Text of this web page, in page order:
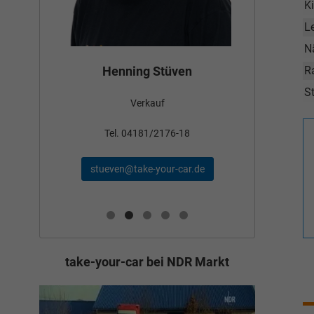
Henning Stüven
Verkauf
Tel. 04181/2176-18
stueven@take-your-car.de
take-your-car bei NDR Markt